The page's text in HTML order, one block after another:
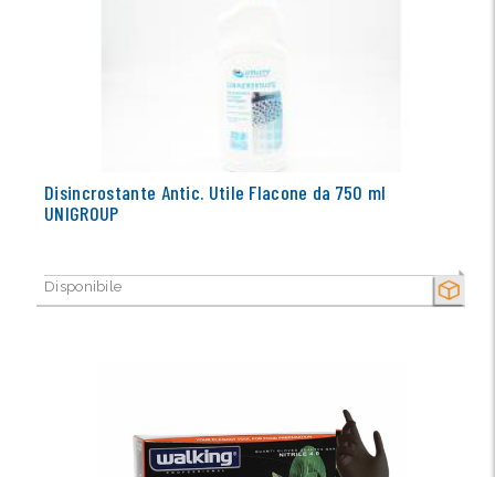
SECCO
Disincrostante Antic. Utile Flacone da 750 ml
UNIGROUP
Disponibile